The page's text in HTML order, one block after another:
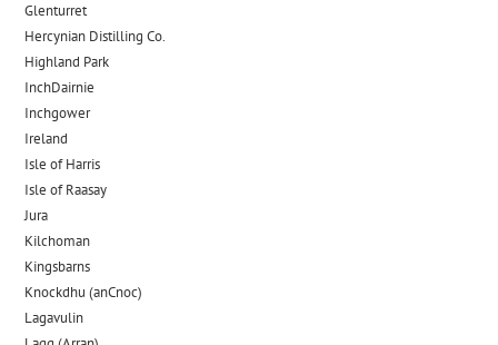
Glenturret
Hercynian Distilling Co.
Highland Park
InchDairnie
Inchgower
Ireland
Isle of Harris
Isle of Raasay
Jura
Kilchoman
Kingsbarns
Knockdhu (anCnoc)
Lagavulin